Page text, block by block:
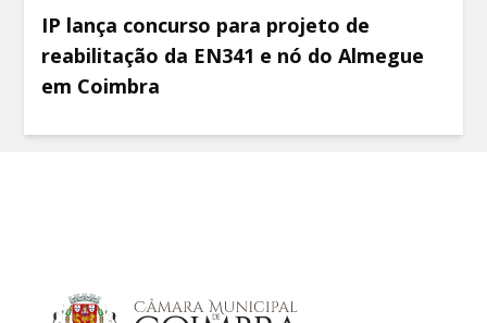
IP lança concurso para projeto de
reabilitação da EN341 e nó do Almegue
em Coimbra